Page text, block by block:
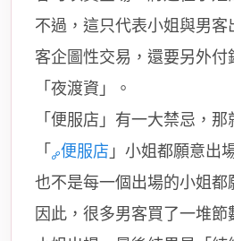
不過，這只代表小姐與男客
客企圖性交易，還要另外付
「夜渡資」。
「便服店」有一大禁忌，
「
便服店 」小姐都願意出
也不是每一個出場的小姐都
因此，很多男客買了一堆節